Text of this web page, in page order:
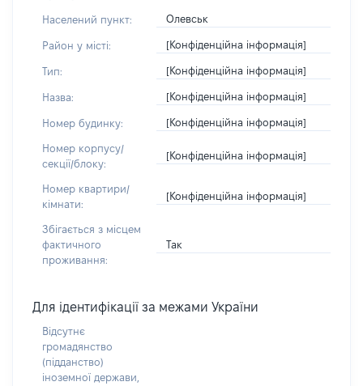
Населений пункт: Олевськ
Район у місті: [Конфіденційна інформація]
Тип: [Конфіденційна інформація]
Назва: [Конфіденційна інформація]
Номер будинку: [Конфіденційна інформація]
Номер корпусу/
секції/блоку:
[Конфіденційна інформація]
Номер квартири/
кімнати:
[Конфіденційна інформація]
Збігається з місцем
фактичного
проживання:
Так
Для ідентифікації за межами України
Відсутнє
громадянство
(підданство)
іноземної держави,